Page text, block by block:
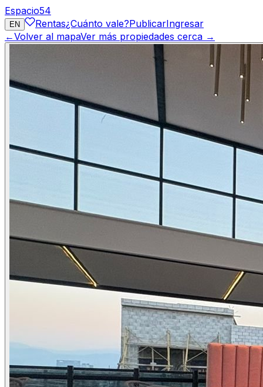
Espacio54
EN Rentas¿Cuánto vale?PublicarIngresar
←Volver al mapaVer más propiedades cerca →